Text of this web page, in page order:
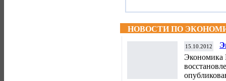
НОВОСТИ ПО
15.10.2012
Экономика